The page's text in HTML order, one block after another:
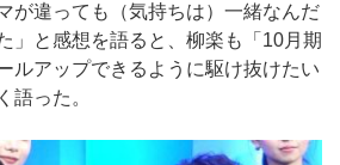
が違っても（気持ちは）一緒なんだ
」と感想を語ると、柳楽も「10月期
ルアップできるように駆け抜けたい
語った。